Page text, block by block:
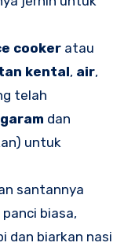
cooker atau
kental, air,
telah
garam dan
untuk
santannya
biasa,
dan biarkan nasi